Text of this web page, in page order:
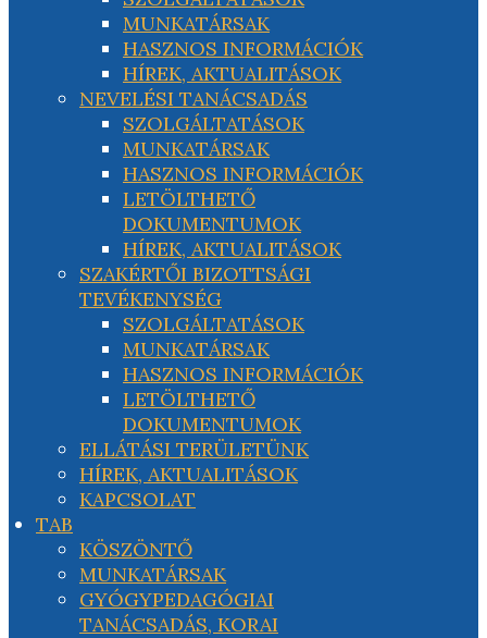
MUNKATÁRSAK
HASZNOS INFORMÁCIÓK
HÍREK, AKTUALITÁSOK
NEVELÉSI TANÁCSADÁS
SZOLGÁLTATÁSOK
MUNKATÁRSAK
HASZNOS INFORMÁCIÓK
LETÖLTHETŐ
DOKUMENTUMOK
HÍREK, AKTUALITÁSOK
SZAKÉRTŐI BIZOTTSÁGI
TEVÉKENYSÉG
SZOLGÁLTATÁSOK
MUNKATÁRSAK
HASZNOS INFORMÁCIÓK
LETÖLTHETŐ
DOKUMENTUMOK
ELLÁTÁSI TERÜLETÜNK
HÍREK, AKTUALITÁSOK
KAPCSOLAT
TAB
KÖSZÖNTŐ
MUNKATÁRSAK
GYÓGYPEDAGÓGIAI
TANÁCSADÁS, KORAI